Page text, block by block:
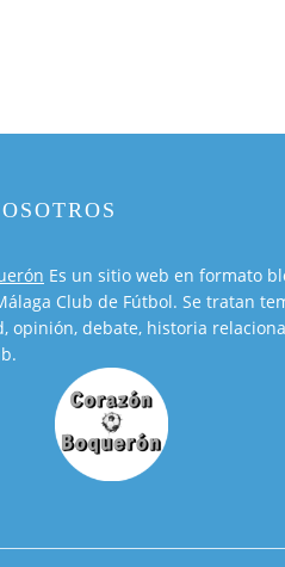
Es un sitio web en formato
Club de Fútbol. Se tratan
opinión, debate, historia